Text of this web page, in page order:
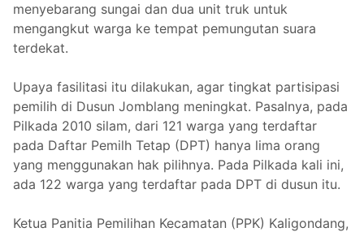
menyebarang sungai dan dua unit truk untuk
mengangkut warga ke tempat pemungutan suara
terdekat.
Upaya fasilitasi itu dilakukan, agar tingkat partisipasi
pemilih di Dusun Jomblang meningkat. Pasalnya, pada
Pilkada 2010 silam, dari 121 warga yang terdaftar
pada Daftar Pemilh Tetap (DPT) hanya lima orang
yang menggunakan hak pilihnya. Pada Pilkada kali ini,
ada 122 warga yang terdaftar pada DPT di dusun itu.
Ketua Panitia Pemilihan Kecamatan (PPK) Kaligondang,